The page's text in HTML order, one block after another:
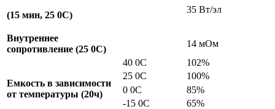
(15 мин, 25 0C)
35 Вт/эл
Внутреннее
сопротивление (25 0C)
14 мОм
Емкость в зависимости
от температуры (20ч)
40 0С
102%
25 0С
100%
0 0С
85%
-15 0С
65%